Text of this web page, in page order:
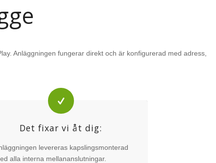
Anläggningen fungerar direkt och är konfigurerad med adress,
Det fixar vi åt dig:
levereras kapslingsmonterad
alla interna mellananslutningar.